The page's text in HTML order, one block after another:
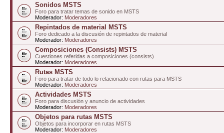
Sonidos MSTS
Foro para tratar temas de sonido en MSTS
Moderador: Moderadores
Repintados de material MSTS
Foro dedicado a la discusión de repintados de material
Moderador: Moderadores
Composiciones (Consists) MSTS
Cuestiones referidas a composiciones (consists)
Moderador: Moderadores
Rutas MSTS
Foro para tratar de todo lo relacionado con rutas para MSTS
Moderador: Moderadores
Actividades MSTS
Foro para discusión y anuncio de actividades
Moderador: Moderadores
Objetos para rutas MSTS
Objetos para incorporar en rutas MSTS
Moderador: Moderadores